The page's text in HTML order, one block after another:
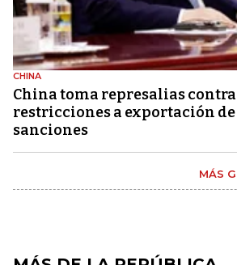
CHINA
China toma represalias contra
restricciones a exportación de
sanciones
MÁS